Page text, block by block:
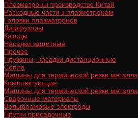
Плазматроны производство Китай
Расходные части к плазмотронам
Головки плазматронов
Диффузоры
Катоды
Насадки защитные
Прочее
Пружины, насадки дистанционные
Сопла
Машины для термической резки металла
Комплектующие
Машины для термической резки металла
Сварочные материалы
Вольфрамовые электроды
Прутки присадочные